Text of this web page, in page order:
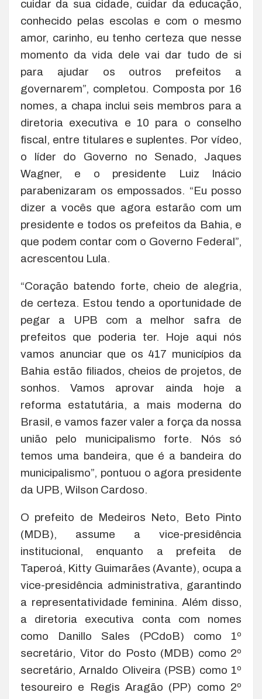
cuidar da sua cidade, cuidar da educação,
conhecido pelas escolas e com o mesmo
amor, carinho, eu tenho certeza que nesse
momento da vida dele vai dar tudo de si
para ajudar os outros prefeitos a
governarem”, completou. Composta por 16
nomes, a chapa inclui seis membros para a
diretoria executiva e 10 para o conselho
fiscal, entre titulares e suplentes. Por vídeo,
o líder do Governo no Senado, Jaques
Wagner, e o presidente Luiz Inácio
parabenizaram os empossados. “Eu posso
dizer a vocês que agora estarão com um
presidente e todos os prefeitos da Bahia, e
que podem contar com o Governo Federal”,
acrescentou Lula.
“Coração batendo forte, cheio de alegria,
de certeza. Estou tendo a oportunidade de
pegar a UPB com a melhor safra de
prefeitos que poderia ter. Hoje aqui nós
vamos anunciar que os 417 municípios da
Bahia estão filiados, cheios de projetos, de
sonhos. Vamos aprovar ainda hoje a
reforma estatutária, a mais moderna do
Brasil, e vamos fazer valer a força da nossa
união pelo municipalismo forte. Nós só
temos uma bandeira, que é a bandeira do
municipalismo”, pontuou o agora presidente
da UPB, Wilson Cardoso.
O prefeito de Medeiros Neto, Beto Pinto
(MDB), assume a vice-presidência
institucional, enquanto a prefeita de
Taperoá, Kitty Guimarães (Avante), ocupa a
vice-presidência administrativa, garantindo
a representatividade feminina. Além disso,
a diretoria executiva conta com nomes
como Danillo Sales (PCdoB) como 1º
secretário, Vitor do Posto (MDB) como 2º
secretário, Arnaldo Oliveira (PSB) como 1º
tesoureiro e Regis Aragão (PP) como 2º